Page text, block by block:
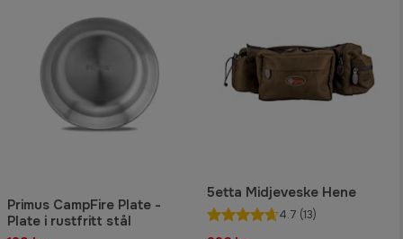
Primus CampFire Plate -
Plate i rustfritt stål
5etta Midjeveske Hene
4.7 (13)